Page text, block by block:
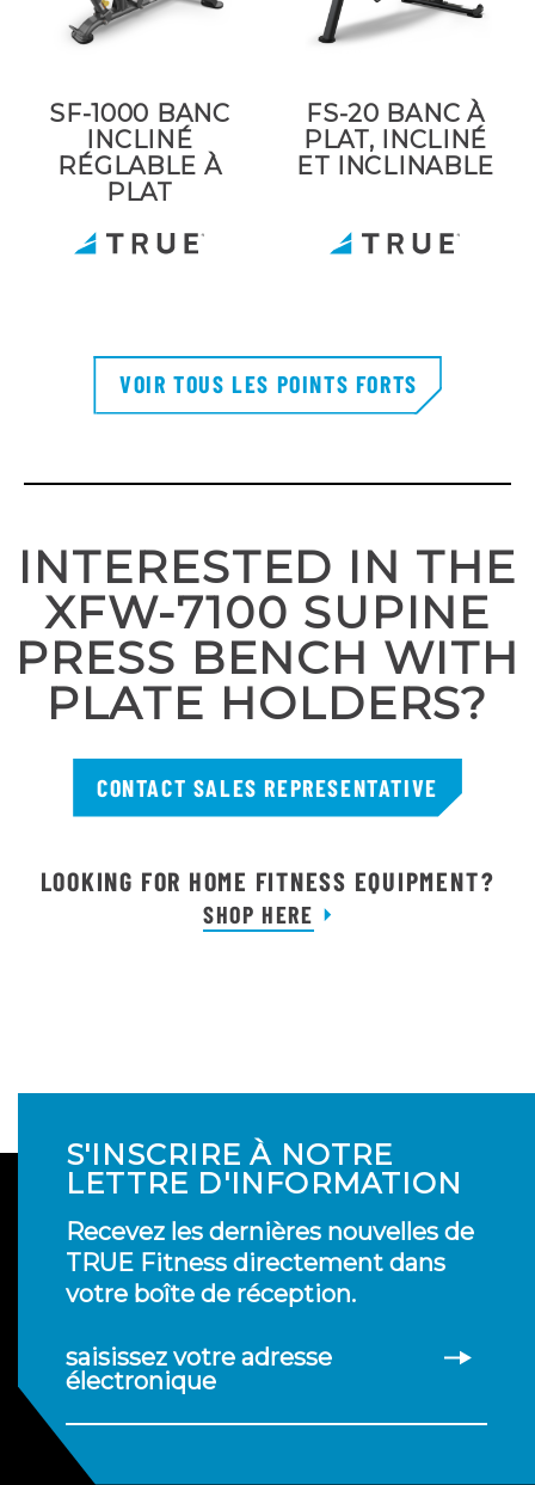
SF-1000 BANC
INCLINÉ
RÉGLABLE À
PLAT
FS-20 BANC À
PLAT, INCLINÉ
ET INCLINABLE
VOIR TOUS LES POINTS FORTS
INTERESTED IN THE
XFW-7100 SUPINE
PRESS BENCH WITH
PLATE HOLDERS?
CONTACT SALES REPRESENTATIVE
LOOKING FOR HOME FITNESS EQUIPMENT?
SHOP HERE
S'INSCRIRE À NOTRE
LETTRE D'INFORMATION
Recevez les dernières nouvelles de
TRUE Fitness directement dans
votre boîte de réception.
saisissez votre adresse
électronique